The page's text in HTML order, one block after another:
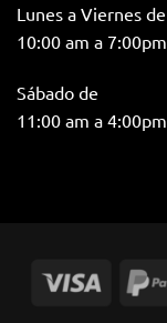
Lunes a Viernes de
10:00 am a 7:00pm
Sábado de
11:00 am a 4:00pm